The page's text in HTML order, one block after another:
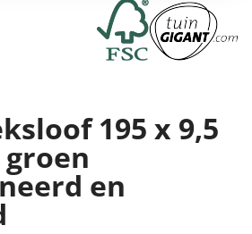
195 x 9,5
groen
en